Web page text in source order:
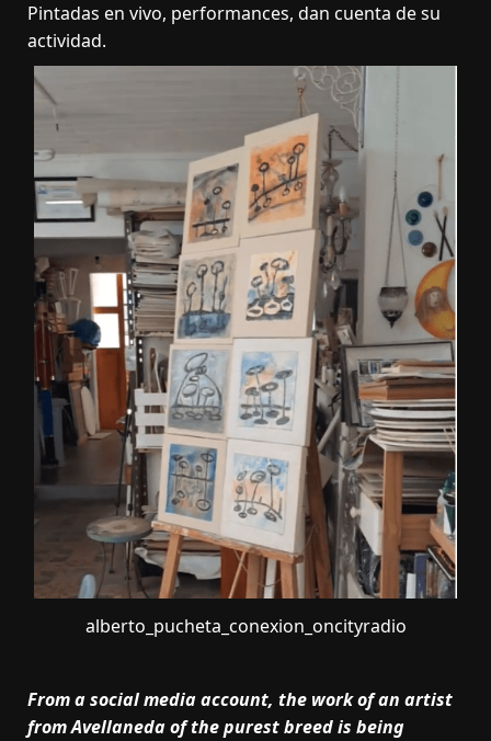
Pintadas en vivo, performances, dan cuenta de su
actividad.
alberto_pucheta_conexion_oncityradio
From a social media account, the work of an artist
from Avellaneda of the purest breed is being